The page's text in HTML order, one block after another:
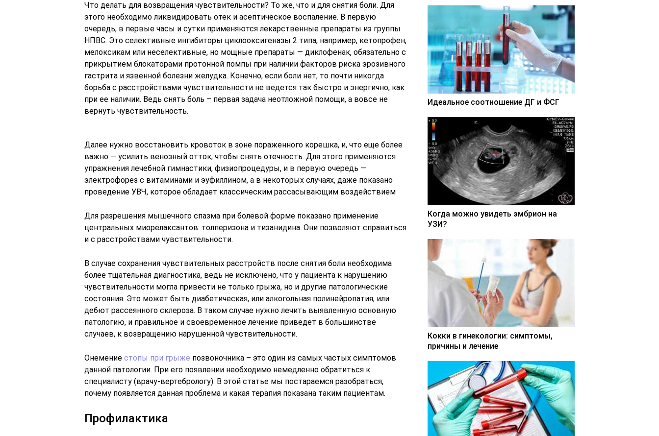
Что делать для возвращения чувствительности? То же, что и для снятия боли. Для
этого необходимо ликвидировать отек и асептическое воспаление. В первую
очередь, в первые часы и сутки применяются лекарственные препараты из группы
НПВС. Это селективные ингибиторы циклооксигеназы 2 типа, например, кетопрофен,
мелоксикам или неселективные, но мощные препараты — диклофенак, обязательно с
прикрытием блокаторами протонной помпы при наличии факторов риска эрозивного
гастрита и язвенной болезни желудка. Конечно, если боли нет, то почти никогда
борьба с расстройствами чувствительности не ведется так быстро и энергично, как
при ее наличии. Ведь снять боль – первая задача неотложной помощи, а вовсе не
вернуть чувствительность.
Далее нужно восстановить кровоток в зоне пораженного корешка, и, что еще более
важно — усилить венозный отток, чтобы снять отечность. Для этого применяются
упражнения лечебной гимнастики, физиопроцедуры, и в первую очередь —
электрофорез с витаминами и эуфиллином, а в некоторых случаях, даже показано
проведение УВЧ, которое обладает классическим рассасывающим воздействием
Для разрешения мышечного спазма при болевой форме показано применение
центральных миорелаксантов: толперизона и тизанидина. Они позволяют справиться
и с расстройствами чувствительности.
В случае сохранения чувствительных расстройств после снятия боли необходима
более тщательная диагностика, ведь не исключено, что у пациента к нарушению
чувствительности могла привести не только грыжа, но и другие патологические
состояния. Это может быть диабетическая, или алкогольная полинейропатия, или
дебют рассеянного склероза. В таком случае нужно лечить выявленную основную
патологию, и правильное и своевременное лечение приведет в большинстве
случаев, к возвращению нарушенной чувствительности.
Онемение стопы при грыже позвоночника – это один из самых частых симптомов
данной патологии. При его появлении необходимо немедленно обратиться к
специалисту (врачу-вертебрологу). В этой статье мы постараемся разобраться,
почему появляется данная проблема и какая терапия показана таким пациентам.
Профилактика
Идеальное соотношение ДГ и ФСГ
Когда можно увидеть эмбрион на
УЗИ?
Кокки в гинекологии: симптомы,
причины и лечение